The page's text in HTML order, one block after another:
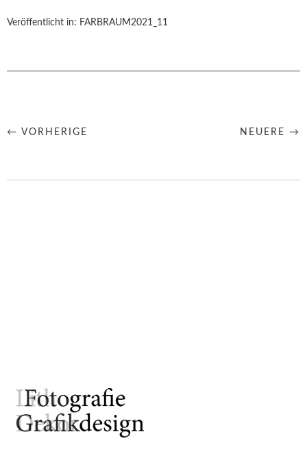
Veröffentlicht in: FARBRAUM2021_11
← VORHERIGE NEUERE →